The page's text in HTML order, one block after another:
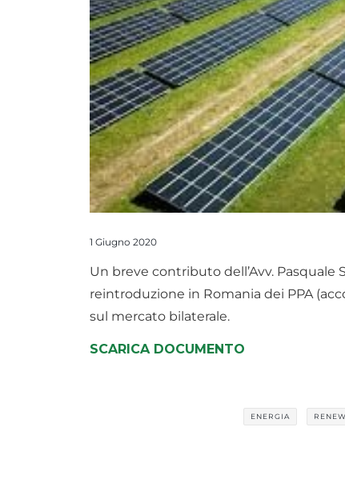
1 Giugno 2020
Un breve contributo dell’Avv. Pasquale
reintroduzione in Romania dei PPA
sul mercato bilaterale.
SCARICA DOCUMENTO
ENERGIA